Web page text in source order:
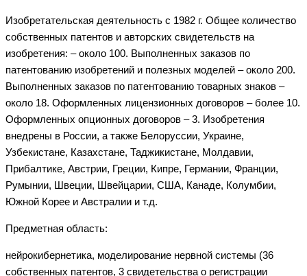
Изобретательская деятельность с 1982 г. Общее количество
собственных патентов и авторских свидетельств на
изобретения: – около 100. Выполненных заказов по
патентованию изобретений и полезных моделей – около 200.
Выполненных заказов по патентованию товарных знаков –
около 18. Оформленных лицензионных договоров – более 10.
Оформленных опционных договоров – 3. Изобретения
внедрены в России, а также Белоруссии, Украине,
Узбекистане, Казахстане, Таджикистане, Молдавии,
Прибалтике, Австрии, Греции, Кипре, Германии, Франции,
Румынии, Швеции, Швейцарии, США, Канаде, Колумбии,
Южной Корее и Австралии и т.д.
Предметная область:
нейрокибернетика, моделирование нервной системы (36
собственных патентов, 3 свидетельства о регистрации